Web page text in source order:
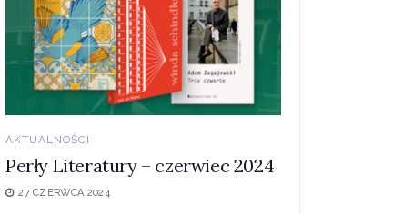
AKTUALNOŚCI
Perły Literatury – czerwiec 2024
27 CZERWCA 2024